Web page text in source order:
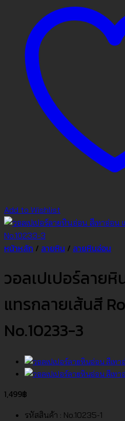
Add to Wishlist
หน้าหลัก / ลายหิน / ลายหินอ่อน
วอลเปเปอร์ลาย
แทรกลายเส้นสี
No.10233-3
1,499฿
รหัสสินค้า : No.10235-1